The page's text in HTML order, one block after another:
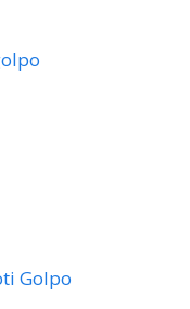
Golpo